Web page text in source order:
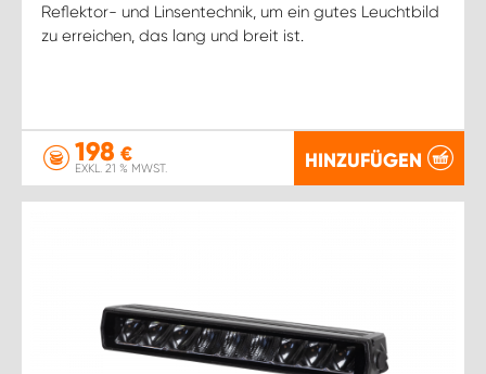
Reflektor- und Linsentechnik, um ein gutes Leuchtbild
zu erreichen, das lang und breit ist.
198 €
EXKL. 21 % MWST. HINZUFÜGEN